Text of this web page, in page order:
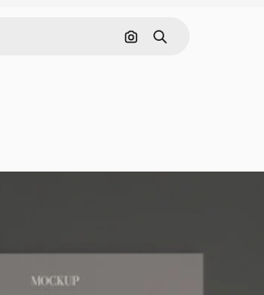
Pesquisar por imagem
Buscar